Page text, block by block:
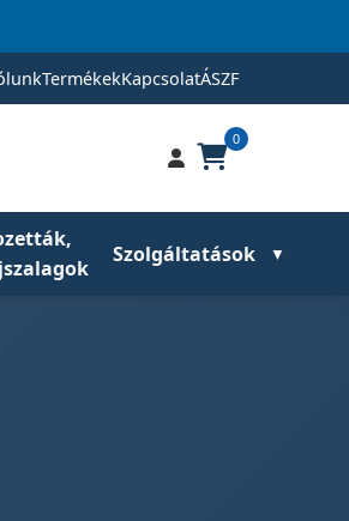
TermékekKapcsolatÁSZF
0
Szolgáltatások